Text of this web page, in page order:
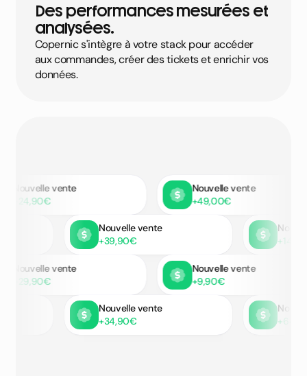
Des performances mesurées et
analysées.
Copernic s'intègre à votre stack pour accéder
aux commandes, créer des tickets et enrichir vos
données.
vente
Nouvelle vente
+49,00€
Nouvelle vente
+39,90€
vente
Nouvelle vente
+9,90€
Nouvelle vente
+34,90€